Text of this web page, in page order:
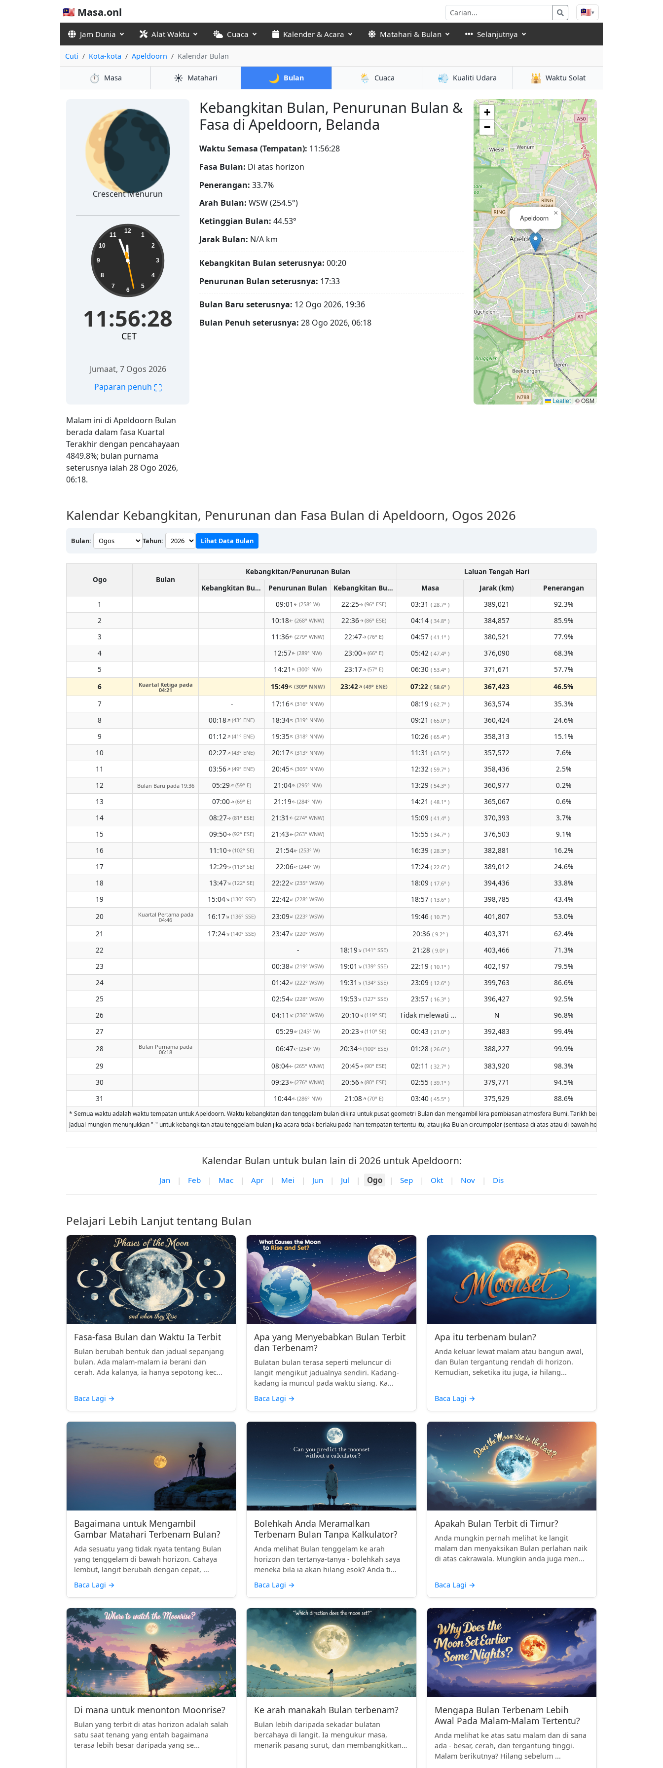
🇲🇾 Masa.onl 🇲🇾▾
Jam Dunia Alat Waktu Cuaca Kalender & Acara Matahari & Bulan Selanjutnya
Cuti Kota-kota Apeldoorn Kalendar Bulan
⏱️ Masa ☀️ Matahari 🌙 Bulan 🌦️ Cuaca 💨 Kualiti Udara 🕌 Waktu Solat
Kebangkitan Bulan, Penurunan Bulan &
Fasa di Apeldoorn, Belanda
Malam ini di Apeldoorn Bulan
berada dalam fasa Kuartal
Terakhir dengan pencahayaan
4849.8%; bulan purnama
seterusnya ialah 28 Ogo 2026,
06:18.
🌘
Crescent Menurun
11:56:29 12
1
2
3
4
5
6
7
8
9
10
11
11:56:29
CET
Jumaat, 7 Ogos 2026
Paparan penuh ⛶
Waktu Semasa (Tempatan): 11:56:29
Fasa Bulan: Di atas horizon
Penerangan: 33.7%
Arah Bulan: WSW (254.5°)
Ketinggian Bulan: 44.53°
Jarak Bulan: N/A km
Kebangkitan Bulan seterusnya: 00:20
Penurunan Bulan seterusnya: 17:33
Bulan Baru seterusnya: 12 Ogo 2026, 19:36
Bulan Penuh seterusnya: 28 Ogo 2026, 06:18
Apeldoorn
×
+
−
Leaflet | © OSM
Kalendar Kebangkitan, Penurunan dan Fasa Bulan di Apeldoorn, Ogos 2026
Bulan: Tahun: Lihat Data Bulan
Ogo Bulan
Kebangkitan/Penurunan Bulan
Laluan Tengah Hari
Kebangkitan Bulan
Penurunan Bulan Kebangkitan Bulan Masa Jarak (km)
Penerangan
1
09:01 ↑(258° W) 22:25↑(96° ESE) 03:31 ( 28.7° ) 389,021
92.3%
2
10:18↑(268° WNW) 22:36↑(86° ESE) 04:14 ( 34.8° ) 384,857
85.9%
3
11:36↑(279° WNW) 22:47↑(76° E) 04:57 ( 41.1° ) 380,521
77.9%
4
12:57↑(289° NW) 23:00↑(66° E) 05:42 ( 47.4° ) 376,090
68.3%
5
14:21↑(300° NW) 23:17↑(57° E) 06:30 ( 53.4° ) 371,671
57.7%
6
Kuartal Ketiga pada
04:21 15:49↑(309° NNW) 23:42↑(49° ENE) 07:22 ( 58.6° ) 367,423
46.5%
7
- 17:16↑(316° NNW) 08:19 ( 62.7° ) 363,574
35.3%
8
00:18↑(43° ENE) 18:34↑(319° NNW) 09:21 ( 65.0° ) 360,424
24.6%
9
01:12↑(41° ENE) 19:35↑(318° NNW) 10:26 ( 65.4° ) 358,313
15.1%
10
02:27↑(43° ENE) 20:17↑(313° NNW) 11:31 ( 63.5° ) 357,572
7.6%
11
03:56↑(49° ENE) 20:45↑(305° NNW) 12:32 ( 59.7° ) 358,436
2.5%
12
Bulan Baru pada 19:36 05:29↑(59° E) 21:04↑(295° NW) 13:29 ( 54.3° ) 360,977
0.2%
13
07:00↑(69° E) 21:19↑(284° NW) 14:21 ( 48.1° ) 365,067
0.6%
14
08:27↑(81° ESE) 21:31 ↑(274° WNW) 15:09 ( 41.4° ) 370,393
3.7%
15
09:50↑(92° ESE) 21:43↑(263° WNW) 15:55 ( 34.7° ) 376,503
9.1%
16
11:10↑(102° SE) 21:54↑(253° W) 16:39 ( 28.3° ) 382,881
16.2%
17
12:29↑(113° SE) 22:06↑(244° W) 17:24 ( 22.6° ) 389,012
24.6%
18
13:47↑(122° SE) 22:22↑(235° WSW) 18:09 ( 17.6° ) 394,436
33.8%
19
15:04↑(130° SSE) 22:42↑(228° WSW) 18:57 ( 13.6° ) 398,785
43.4%
20
Kuartal Pertama pada
04:46 16:17↑(136° SSE) 23:09↑(223° WSW) 19:46 ( 10.7° ) 401,807
53.0%
21
17:24↑(140° SSE) 23:47↑(220° WSW) 20:36 ( 9.2° ) 403,371
62.4%
22
- 18:19↑(141° SSE) 21:28 ( 9.0° ) 403,466
71.3%
23
00:38↑(219° WSW) 19:01↑(139° SSE) 22:19 ( 10.1° ) 402,197
79.5%
24
01:42↑(222° WSW) 19:31↑(134° SSE) 23:09 ( 12.6° ) 399,763
86.6%
25
02:54↑(228° WSW) 19:53↑(127° SSE) 23:57 ( 16.3° ) 396,427
92.5%
26
04:11↑(236° WSW) 20:10↑(119° SE) Tidak melewati meridian N
96.8%
27
05:29↑(245° W) 20:23↑(110° SE) 00:43 ( 21.0° ) 392,483
99.4%
28
Bulan Purnama pada
06:18 06:47↑(254° W) 20:34↑(100° ESE) 01:28 ( 26.6° ) 388,227
99.9%
29
08:04↑(265° WNW) 20:45↑ (90° ESE) 02:11 ( 32.7° ) 383,920
98.3%
30
09:23↑(276° WNW) 20:56↑(80° ESE) 02:55 ( 39.1° ) 379,771
94.5%
31
10:44↑(286° NW) 21:08↑(70° E) 03:40 ( 45.5° ) 375,929 88.6%
* Semua waktu adalah waktu tempatan untuk Apeldoorn. Waktu kebangkitan dan tenggelam bulan dikira untuk pusat geometri Bulan dan mengambil kira pembiasan atmosfera Bumi. Tarikh berdasarkan kalendar
Jadual mungkin menunjukkan "-" untuk kebangkitan atau tenggelam bulan jika acara tidak berlaku pada hari tempatan tertentu itu, atau jika Bulan circumpolar (sentiasa di atas atau di bawah horizon). Dua
Kalendar Bulan untuk bulan lain di 2026 untuk Apeldoorn:
Jan | Feb | Mac | Apr | Mei | Jun | Jul | Ogo | Sep | Okt | Nov | Dis
Pelajari Lebih Lanjut tentang Bulan
Fasa-fasa Bulan dan Waktu Ia Terbit
Bulan berubah bentuk dan jadual sepanjang
bulan. Ada malam-malam ia berani dan
cerah. Ada kalanya, ia hanya sepotong kec...
Baca Lagi →
Apa yang Menyebabkan Bulan Terbit
dan Terbenam?
Bulatan bulan terasa seperti meluncur di
langit mengikut jadualnya sendiri. Kadang-
kadang ia muncul pada waktu siang. Ka...
Baca Lagi →
Apa itu terbenam bulan?
Anda keluar lewat malam atau bangun awal,
dan Bulan tergantung rendah di horizon.
Kemudian, seketika itu juga, ia hilang...
Baca Lagi →
Bagaimana untuk Mengambil
Gambar Matahari Terbenam Bulan?
Ada sesuatu yang tidak nyata tentang Bulan
yang tenggelam di bawah horizon. Cahaya
lembut, langit berubah dengan cepat, ...
Baca Lagi →
Bolehkah Anda Meramalkan
Terbenam Bulan Tanpa Kalkulator?
Anda melihat Bulan tenggelam ke arah
horizon dan tertanya-tanya - bolehkah saya
meneka bila ia akan hilang esok? Anda ti...
Baca Lagi →
Apakah Bulan Terbit di Timur?
Anda mungkin pernah melihat ke langit
malam dan menyaksikan Bulan perlahan naik
di atas cakrawala. Mungkin anda juga men...
Baca Lagi →
Di mana untuk menonton Moonrise?
Bulan yang terbit di atas horizon adalah salah
satu saat tenang yang entah bagaimana
terasa lebih besar daripada yang se...
Ke arah manakah Bulan terbenam?
Bulan lebih daripada sekadar bulatan
bercahaya di langit. Ia mengukur masa,
menarik pasang surut, dan membangkitkan
Mengapa Bulan Terbenam Lebih
Awal Pada Malam-Malam Tertentu?
Anda melihat ke atas satu malam dan di sana
ada - besar, cerah, dan tergantung tinggi.
Malam berikutnya? Hilang sebelum ...